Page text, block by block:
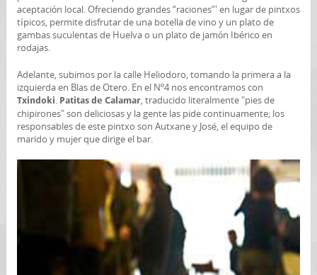
aceptación local. Ofreciendo grandes “raciones”' en lugar de pintxos
típicos, permite disfrutar de una botella de vino y un plato de
gambas suculentas de Huelva o un plato de jamón Ibérico en
rodajas.
Adelante, subimos por la calle Heliodoro, tomando la primera a la
izquierda en Blas de Otero. En el Nº4 nos encontramos con
Txindoki. Patitas de Calamar, traducido literalmente "pies de
chipirones" son deliciosas y la gente las pide continuamente; los
responsables de este pintxo son Autxane y José, el equipo de
marido y mujer que dirige el bar.